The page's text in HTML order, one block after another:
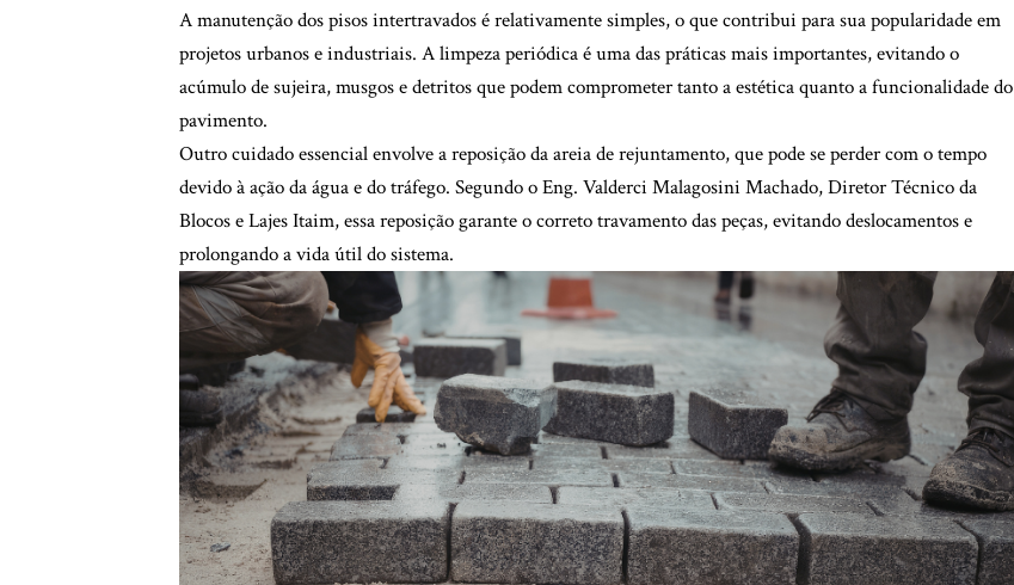
A manutenção dos pisos intertravados é relativamente simples, o que contribui para sua popularidade em
projetos urbanos e industriais. A limpeza periódica é uma das práticas mais importantes, evitando o
acúmulo de sujeira, musgos e detritos que podem comprometer tanto a estética quanto a funcionalidade do
pavimento.
Outro cuidado essencial envolve a reposição da areia de rejuntamento, que pode se perder com o tempo
devido à ação da água e do tráfego. Segundo o Eng. Valderci Malagosini Machado, Diretor Técnico da
Blocos e Lajes Itaim, essa reposição garante o correto travamento das peças, evitando deslocamentos e
prolongando a vida útil do sistema.